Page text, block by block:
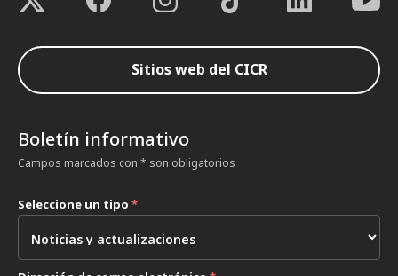
Sitios web del CICR
Boletín informativo
Campos marcados con * son obligatorios
Seleccione un tipo *